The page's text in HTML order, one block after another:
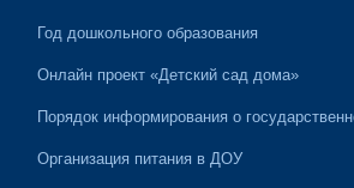
Год дошкольного образования
Онлайн проект «Детский сад дома»
Порядок информирования о
Организация питания в ДОУ